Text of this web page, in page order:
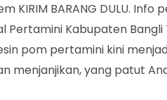
KIRIM BARANG DULU. Info
Pertamini Kabupaten
pom pertamini kini
menjanjikan, yang patut